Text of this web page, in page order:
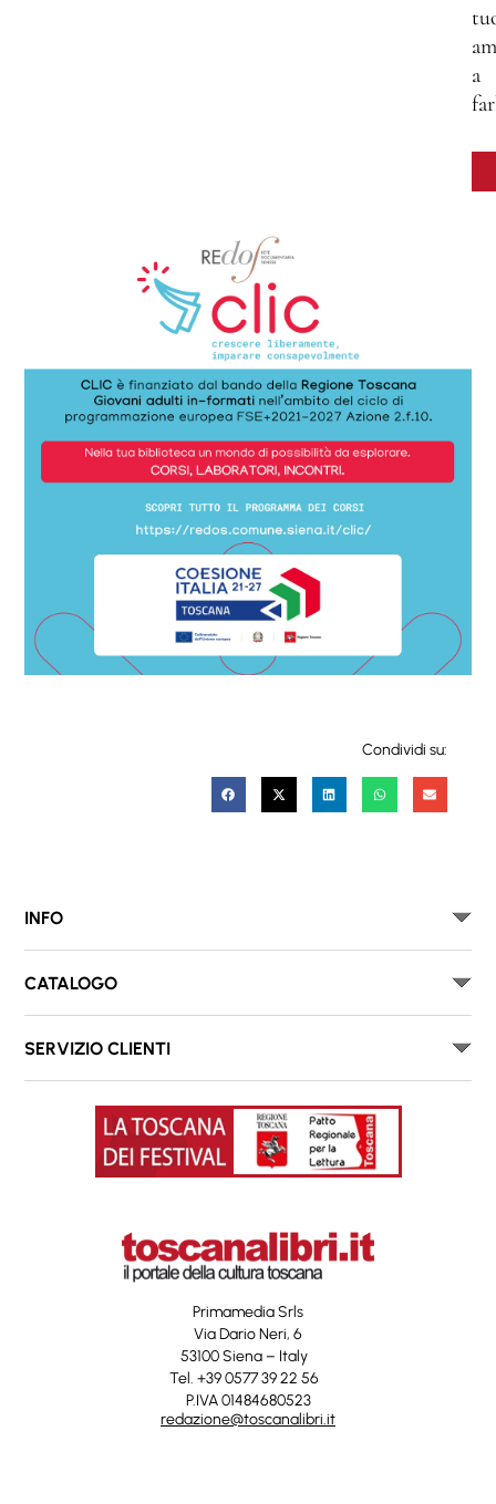
a
Condividi su:
INFO
CATALOGO
SERVIZIO CLIENTI
Primamedia Srls
Via Dario Neri, 6
53100 Siena – Italy
Tel. +39 0577 39 22 56
P.IVA 01484680523
redazione@toscanalibri.it